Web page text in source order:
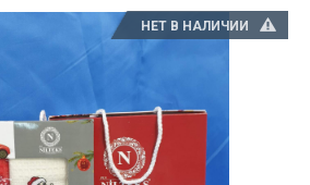
НЕТ В НАЛИЧИИ